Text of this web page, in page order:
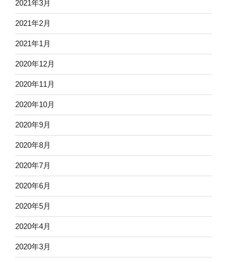
2021年3月
2021年2月
2021年1月
2020年12月
2020年11月
2020年10月
2020年9月
2020年8月
2020年7月
2020年6月
2020年5月
2020年4月
2020年3月